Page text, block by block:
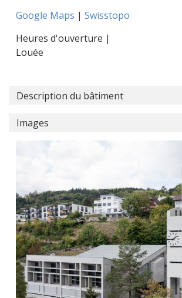
Google Maps | Swisstopo
Heures d'ouverture |
Louée
Description du bâtiment
Images